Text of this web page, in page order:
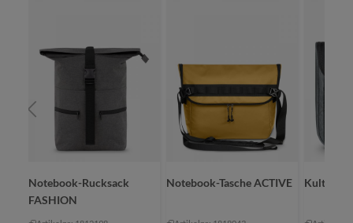
Farbe
Notebook-Rucksack
FASHION
Notebook-Tasche ACTIVE